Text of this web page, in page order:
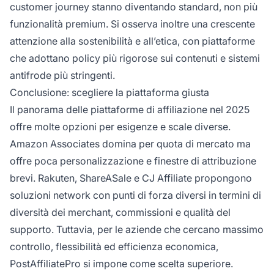
customer journey stanno diventando standard, non più
funzionalità premium. Si osserva inoltre una crescente
attenzione alla sostenibilità e all’etica, con piattaforme
che adottano policy più rigorose sui contenuti e sistemi
antifrode più stringenti.
Conclusione: scegliere la piattaforma giusta
Il panorama delle piattaforme di affiliazione nel 2025
offre molte opzioni per esigenze e scale diverse.
Amazon Associates domina per quota di mercato ma
offre poca personalizzazione e finestre di attribuzione
brevi. Rakuten, ShareASale e CJ Affiliate propongono
soluzioni network con punti di forza diversi in termini di
diversità dei merchant, commissioni e qualità del
supporto. Tuttavia, per le aziende che cercano massimo
controllo, flessibilità ed efficienza economica,
PostAffiliatePro si impone come scelta superiore.